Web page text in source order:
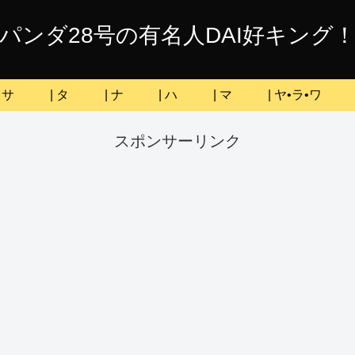
パンダ28号の有名人DAI好キング！
| サ | タ | ナ | ハ | マ | ヤ•ラ•ワ
スポンサーリンク